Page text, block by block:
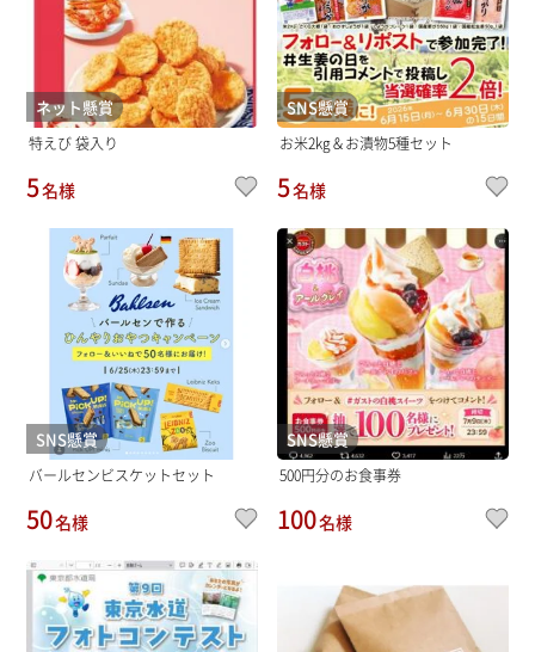
ネット懸賞
特えび 袋入り
5名様
SNS懸賞
お米2kg＆お漬物5種セット
5名様
SNS懸賞
バールセンビスケットセット
50名様
SNS懸賞
500円分のお食事券
100名様